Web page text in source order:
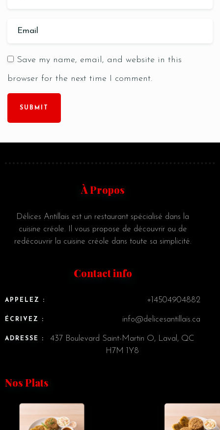
Save my name, email, and website in this
browser for the next time I comment.
SUBMIT
À Propos
Délices Antillais est un restaurant spécialisé dans la
cuisine créole. Il vous propose de découvrir ou de
redécouvrir la cuisine créole dans toute sa simplicité.
Contact info
APPELEZ : +14504904882
ÉCRIVEZ : info@delicesantillais.ca
ADRESSE :
437 Boulevard Saint-Martin O, Laval, QC
H7M 1Y8
Nos Plats